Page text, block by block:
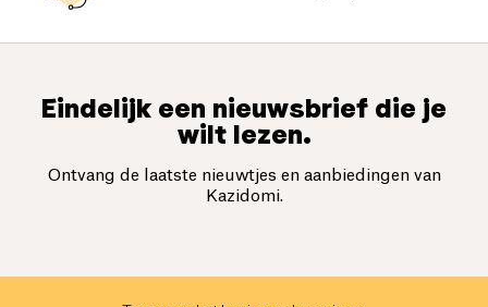
Eindelijk een nieuwsbrief die je
wilt lezen.
Ontvang de laatste nieuwtjes en aanbiedingen van
Kazidomi.